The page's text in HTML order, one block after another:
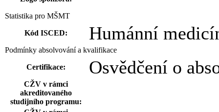
Statistika pro MŠMT
Kód ISCED: Humánní
Podmínky absolvování a kvalifikace
Certifikace: Osvědčení o
CŽV v rámci
akreditovaného
studijního programu: